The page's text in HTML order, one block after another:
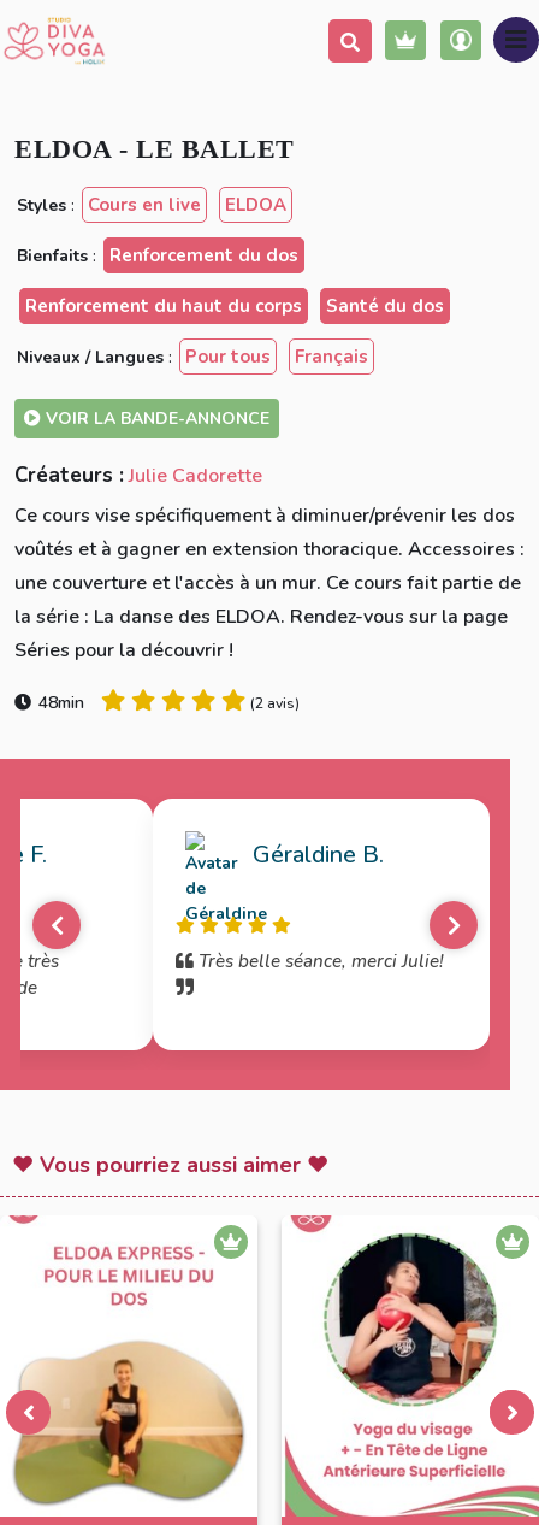
Ajouter à ma liste Partager
ELDOA - LE BALLET
Styles : Cours en live ELDOA
Bienfaits : Renforcement du dos
Renforcement du haut du corps Santé du dos
Niveaux / Langues : Pour tous Français
VOIR LA BANDE-ANNONCE
Créateurs :Julie Cadorette
Ce cours vise spécifiquement à diminuer/prévenir les dos
voûtés et à gagner en extension thoracique. Accessoires :
une couverture et l'accès à un mur. Ce cours fait partie de
la série : La danse des ELDOA. Rendez-vous sur la page
Séries pour la découvrir !
48min (2 avis)
F.
très
de
Géraldine B.
Très belle séance, merci Julie!
♥ Vous pourriez aussi aimer ♥